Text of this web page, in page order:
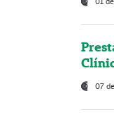
07